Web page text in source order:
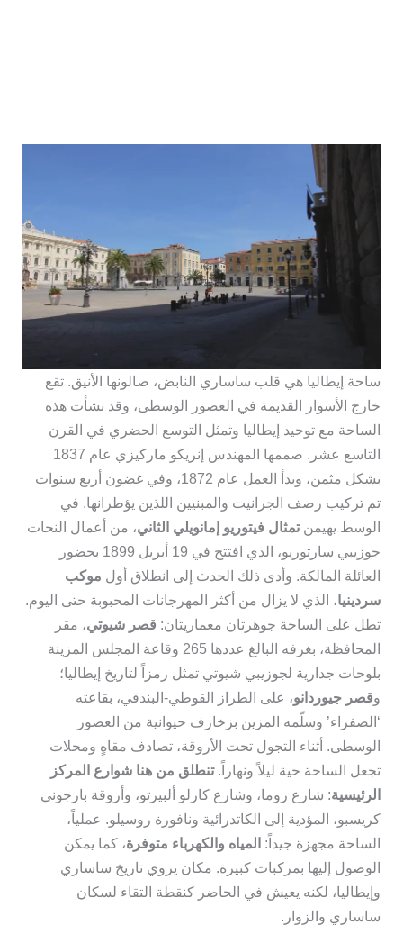
ساحة إيطاليا هي قلب ساساري النابض، صالونها الأنيق. تقع
خارج الأسوار القديمة في العصور الوسطى، وقد نشأت هذه
الساحة مع توحيد إيطاليا وتمثل التوسع الحضري في القرن
التاسع عشر. صممها المهندس إنريكو ماركيزي عام 1837
بشكل مثمن، وبدأ العمل عام 1872، وفي غضون أربع سنوات
تم تركيب رصف الجرانيت والمبنيين اللذين يؤطرانها. في
الوسط يهيمنتمثال فيتوريو إمانويلي الثاني ، من أعمال النحات
جوزيبي سارتوريو، الذي افتتح في 19 أبريل 1899 بحضور
العائلة المالكة. وأدى ذلك الحدث إلى انطلاق أولموكب
سردينيا، الذي لا يزال من أكثر المهرجانات المحبوبة حتى اليوم.
تطل على الساحة جوهرتان معماريتان:قصر شيوتي ، مقر
المحافظة، بغرفه البالغ عددها 265 وقاعة المجلس المزينة
بلوحات جدارية لجوزيبي شيوتي تمثل رمزاً لتاريخ إيطاليا؛
وقصر جيوردانو، على الطراز القوطي-البندقي، بقاعته
‘الصفراء’ وسلّمه المزين بزخارف حيوانية من العصور
الوسطى. أثناء التجول تحت الأروقة، تصادف مقاهٍ ومحلات
تجعل الساحة حية ليلاً ونهاراً.تنطلق من هنا شوارع المركز
الرئيسية: شارع روما، وشارع كارلو ألبيرتو، وأروقة بارجوني
كريسبو، المؤدية إلى الكاتدرائية ونافورة روسيلو. عملياً،
الساحة مجهزة جيداً:المياه والكهرباء متوفرة، كما يمكن
الوصول إليها بمركبات كبيرة. مكان يروي تاريخ ساساري
وإيطاليا، لكنه يعيش في الحاضر كنقطة التقاء لسكان
ساساري والزوار.